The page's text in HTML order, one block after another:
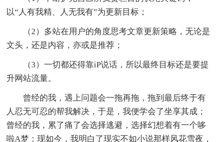
以“人有我精、人无我有”为更新目标；
（2）多站在用户的角度思考文章更新策略，无论是
文头，还是内容，亦或是推荐；
（3）一切都还得靠iP说话，所以最终目标还是要提
升网站流量。
曾经的我，遇上问题会一拖再拖，拖到最后终于有
人忍无可忍的帮我解决，于是，我便学会了坐享其成；
曾经的我，累了痛了会选择逃避，选择幻想着有一个哆
啦A梦；现如今，我明白了现实不如小说那样风花雪夜，